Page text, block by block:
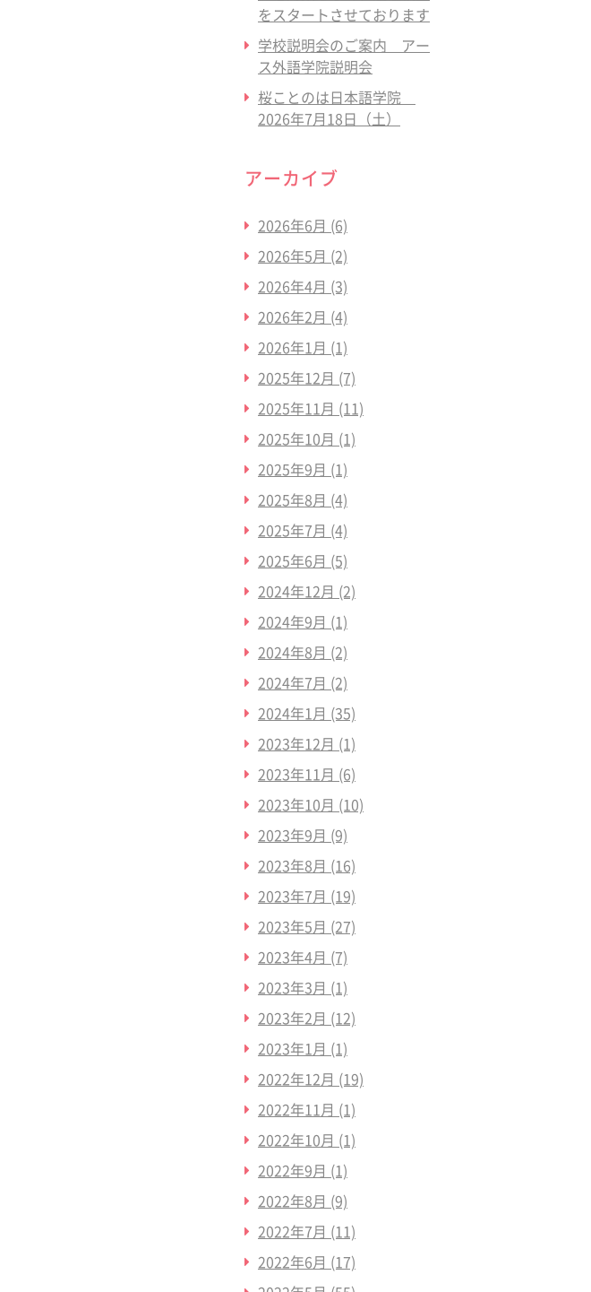
をスタートさせております
学校説明会のご案内 アー
ス外語学院説明会
桜ことのは日本語学院
2026年7月18日（土）
アーカイブ
2026年6月 (6)
2026年5月 (2)
2026年4月 (3)
2026年2月 (4)
2026年1月 (1)
2025年12月 (7)
2025年11月 (11)
2025年10月 (1)
2025年9月 (1)
2025年8月 (4)
2025年7月 (4)
2025年6月 (5)
2024年12月 (2)
2024年9月 (1)
2024年8月 (2)
2024年7月 (2)
2024年1月 (35)
2023年12月 (1)
2023年11月 (6)
2023年10月 (10)
2023年9月 (9)
2023年8月 (16)
2023年7月 (19)
2023年5月 (27)
2023年4月 (7)
2023年3月 (1)
2023年2月 (12)
2023年1月 (1)
2022年12月 (19)
2022年11月 (1)
2022年10月 (1)
2022年9月 (1)
2022年8月 (9)
2022年7月 (11)
2022年6月 (17)